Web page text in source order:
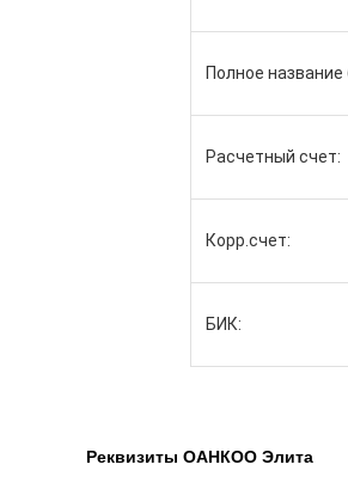
Полное название
Расчетный счет:
Корр.счет:
БИК:
Реквизиты ОАНКОО Элита